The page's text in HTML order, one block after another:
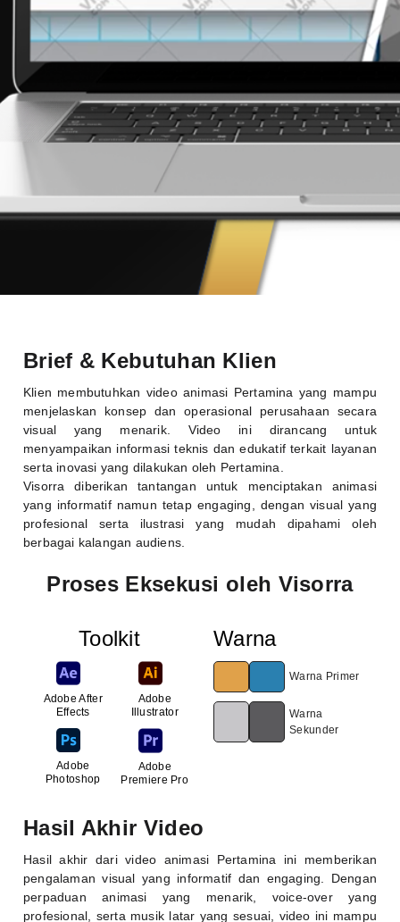
Brief & Kebutuhan Klien
Klien membutuhkan video animasi Pertamina yang mampu
menjelaskan konsep dan operasional perusahaan secara
visual yang menarik. Video ini dirancang untuk
menyampaikan informasi teknis dan edukatif terkait layanan
serta inovasi yang dilakukan oleh Pertamina.
Visorra diberikan tantangan untuk menciptakan animasi
yang informatif namun tetap engaging, dengan visual yang
profesional serta ilustrasi yang mudah dipahami oleh
berbagai kalangan audiens.
Proses Eksekusi oleh Visorra
Toolkit
Adobe After
Effects
Adobe
Illustrator
Adobe
Photoshop
Adobe
Premiere Pro
Warna
Warna Primer
Warna
Sekunder
Hasil Akhir Video
Hasil akhir dari video animasi Pertamina ini memberikan
pengalaman visual yang informatif dan engaging. Dengan
perpaduan animasi yang menarik, voice-over yang
profesional, serta musik latar yang sesuai, video ini mampu